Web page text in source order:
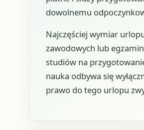
dowolnemu
Najczęściej wymiar
zawodowych lub
studiów na
nauka odbywa się
prawo do tego urlopu